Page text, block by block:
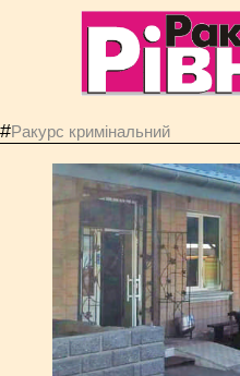
#Ракурс кримінальний